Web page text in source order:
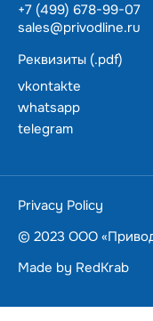
варианты
Ценим ваше
пределах Москвы
в течении суток.
+7 (499) 678-99-07
sales@privodline.ru
Реквизиты (.pdf)
vkontakte
whatsapp
telegram
Privacy Policy
© 2023 ООО
Made by RedKrab